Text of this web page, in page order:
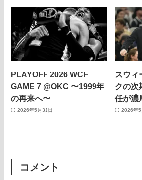
PLAYOFF 2026 WCF
GAME 7 @OKC 〜1999年
の再来へ〜
2026年5月31日
スウィ
クの次
任が濃
2026年5
コメント